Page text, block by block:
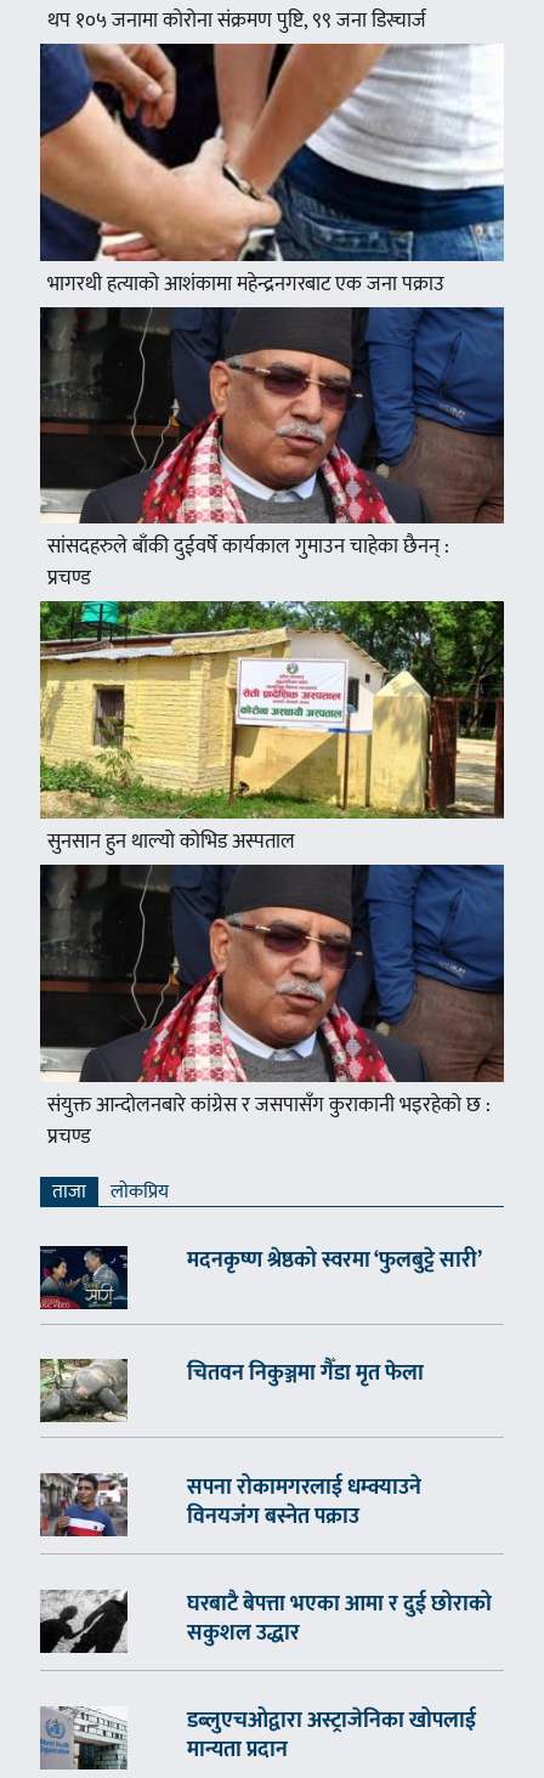
थप १०५ जनामा कोरोना संक्रमण पुष्टि, ९९ जना डिस्चार्ज
भागरथी हत्याको आशंकामा महेन्द्रनगरबाट एक जना पक्राउ
सांसदहरुले बाँकी दुईवर्षे कार्यकाल गुमाउन चाहेका छैनन् :
प्रचण्ड
सुनसान हुन थाल्यो कोभिड अस्पताल
संयुक्त आन्दोलनबारे कांग्रेस र जसपासँग कुराकानी भइरहेको छ :
प्रचण्ड
ताजा लाेकप्रिय
मदनकृष्ण श्रेष्ठको स्वरमा ‘फुलबुट्टे सारी’
चितवन निकुञ्जमा गैँडा मृत फेला
सपना रोकामगरलाई धम्क्याउने
विनयजंग बस्नेत पक्राउ
घरबाटै बेपत्ता भएका आमा र दुई छोराको
सकुशल उद्धार
डब्लुएचओद्वारा अस्ट्राजेनिका खोपलाई
मान्यता प्रदान